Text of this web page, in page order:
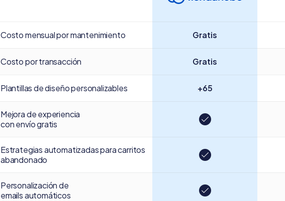
Costo mensual por mantenimiento Gratis
Costo por transacción Gratis
Plantillas de diseño personalizables +65
Mejora de experiencia
con envío gratis
Estrategias automatizadas para carritos
abandonado
Personalización de
emails automáticos